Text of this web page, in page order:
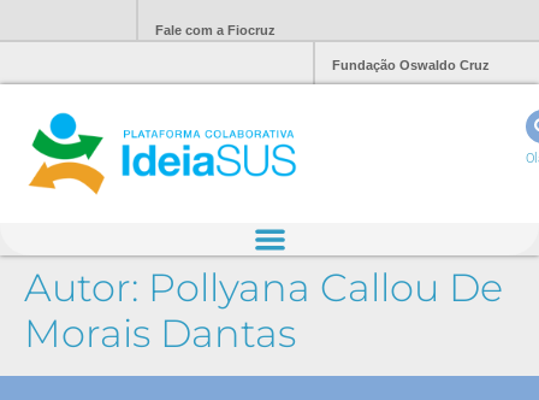
Fale com a Fiocruz
Fundação Oswaldo Cruz
Autor: Pollyana Callou De
Morais Dantas